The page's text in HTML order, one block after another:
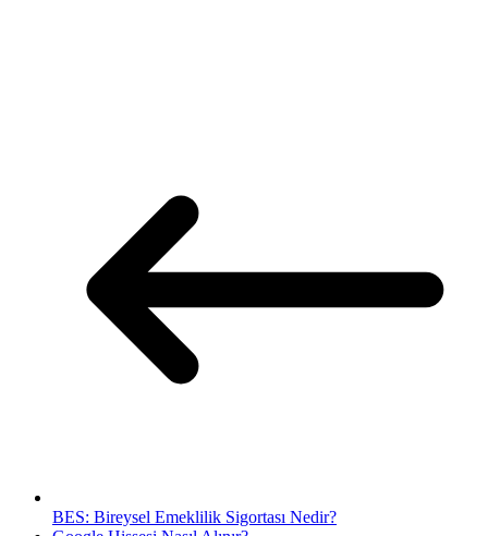
BES: Bireysel Emeklilik Sigortası Nedir?